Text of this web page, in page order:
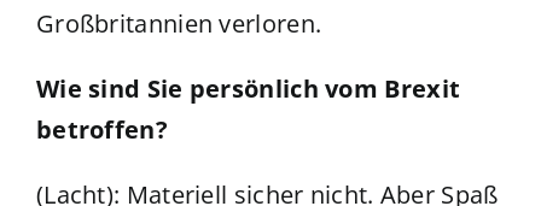
Großbritannien verloren.
Wie sind Sie persönlich vom Brexit
betroffen?
(Lacht): Materiell sicher nicht. Aber Spaß